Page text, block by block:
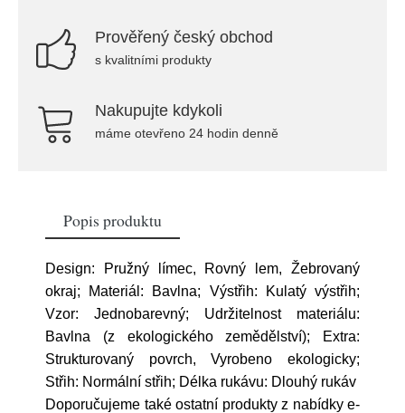
Prověřený český obchod
s kvalitními produkty
Nakupujte kdykoli
máme otevřeno 24 hodin denně
Popis produktu
Design: Pružný límec, Rovný lem, Žebrovaný
okraj; Materiál: Bavlna; Výstřih: Kulatý výstřih;
Vzor: Jednobarevný; Udržitelnost materiálu:
Bavlna (z ekologického zemědělství); Extra:
Strukturovaný povrch, Vyrobeno ekologicky;
Střih: Normální střih; Délka rukávu: Dlouhý rukáv
Doporučujeme také ostatní produkty z nabídky e-